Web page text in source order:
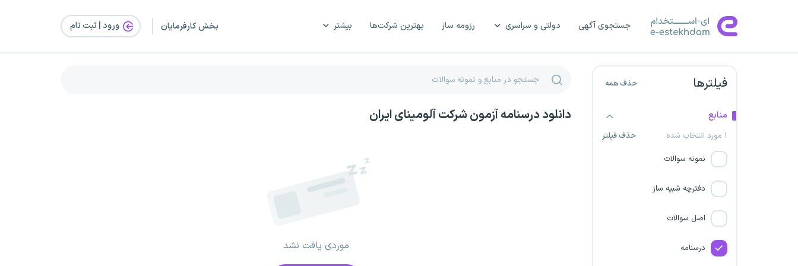
جستجوی آگهی دولتی و سراسری رزومه ساز بهترین شرکت‌ها بیشتر بخش کارفرمایان ورود | ثبت‌ نام
فیلترها حذف همه
منابع
۱ مورد انتخاب شده
حذف فیلتر
نمونه سوالات
دفترچه شبیه ساز
اصل سوالات
درسنامه
راه آهن جمهوری اسلامی ایران
شرکت هواپیمایی جمهوری
شرکت گهر انرژی سیرجان
بانک سرمایه
شرکت صنعتی و معدنی
چادرملو
اجتماعی
دانلود درسنامه آزمون شرکت آلومینای ایران
موردی یافت نشد